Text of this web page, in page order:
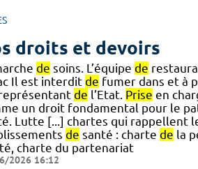
droits et devoirs
de soins. L’équipe de
Il est interdit de fumer dans et à
de l’Etat. Prise en
un droit fondamental pour le
Lutte [...] chartes qui rappellent
de santé : charte de la
charte du partenariat
2026 16:12